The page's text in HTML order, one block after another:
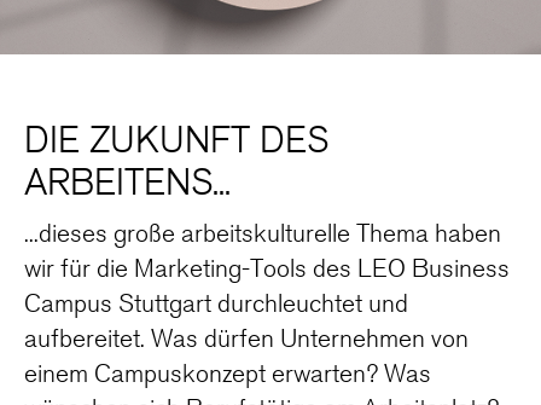
​DIE ZUKUNFT DES
ARBEITENS...
...dieses große arbeitskulturelle Thema haben
wir für die Marketing-Tools des LEO Business
Campus Stuttgart durchleuchtet und
aufbereitet. Was dürfen Unternehmen von
einem Campuskonzept erwarten? Was